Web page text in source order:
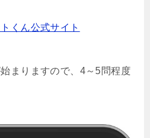
くん公式サイト
まりますので、4～5問程度